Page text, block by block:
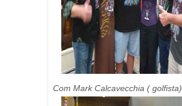
Com Mark Calcavecchia ( golfista)